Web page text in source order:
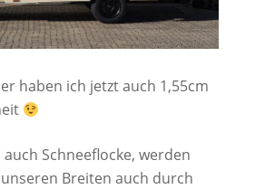
haben ich jetzt auch 1,55cm
Schneeflocke, werden
Breiten auch durch